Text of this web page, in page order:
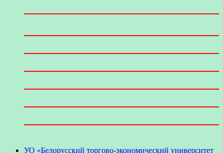
УО «Белорусский торгово-экономический университет